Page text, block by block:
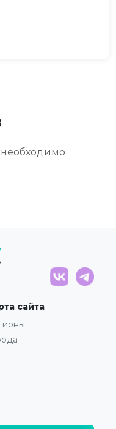
необходимо
сайта